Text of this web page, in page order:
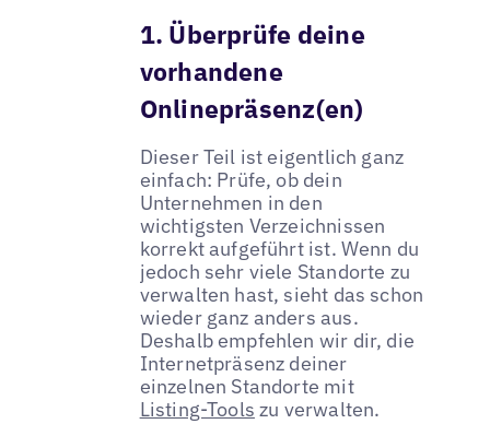
1. Überprüfe deine
vorhandene
Onlinepräsenz(en)
Dieser Teil ist eigentlich ganz
einfach: Prüfe, ob dein
Unternehmen in den
wichtigsten Verzeichnissen
korrekt aufgeführt ist. Wenn du
jedoch sehr viele Standorte zu
verwalten hast, sieht das schon
wieder ganz anders aus.
Deshalb empfehlen wir dir, die
Internetpräsenz deiner
einzelnen Standorte mit
Listing-Tools zu verwalten.